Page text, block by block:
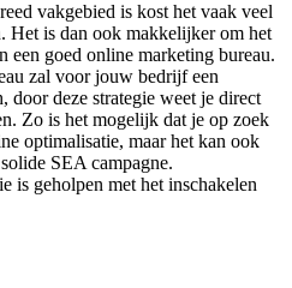
vakgebied is kost het vaak veel
Het is dan ook makkelijker om het
een goed online marketing bureau.
zal voor jouw bedrijf een
door deze strategie weet je direct
Zo is het mogelijk dat je op zoek
optimalisatie, maar het kan ook
SEA campagne.
is geholpen met het inschakelen